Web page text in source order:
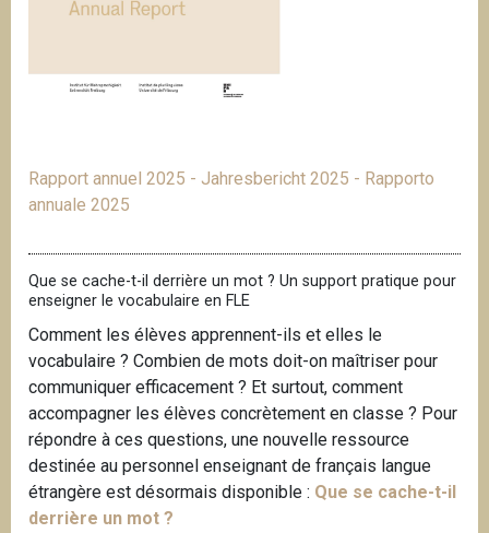
Rapport annuel 2025 - Jahresbericht 2025 - Rapporto
annuale 2025
Que se cache-t-il derrière un mot ? Un support pratique pour
enseigner le vocabulaire en FLE
Comment les élèves apprennent-ils et elles le
vocabulaire ? Combien de mots doit-on maîtriser pour
communiquer efficacement ? Et surtout, comment
accompagner les élèves concrètement en classe ? Pour
répondre à ces questions, une nouvelle ressource
destinée au personnel enseignant de français langue
étrangère est désormais disponible : Que se cache-t-il
derrière un mot ?